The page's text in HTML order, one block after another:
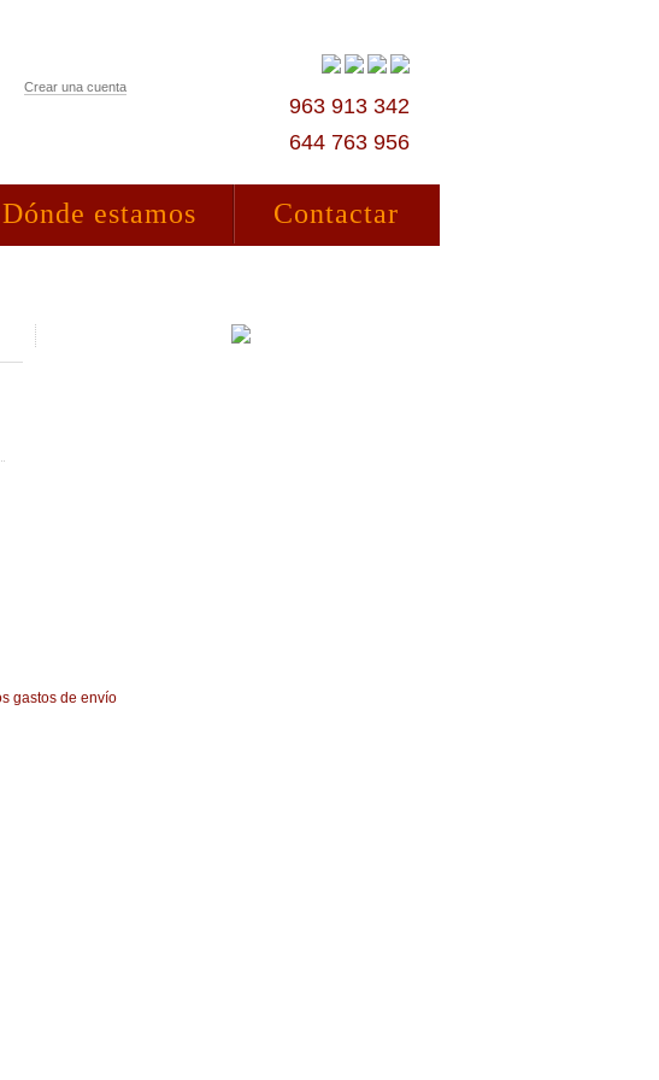
963 913 342
644 763 956
Crear una cuenta
Dónde estamos Contactar